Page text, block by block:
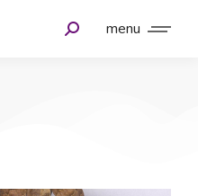
menu